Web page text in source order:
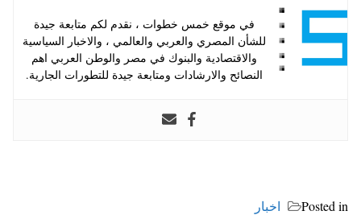
في موقع خمس خطوات ، نقدم لكم متابعة جيدة
للشأن المصري والعربي والعالمي ، والاخبار السياسية
والاقتصادية والبنوك في مصر والوطن العربي اهم
النصائح والارشادات ومتابعة جيدة للتطورات الجارية.
Posted in اخبار